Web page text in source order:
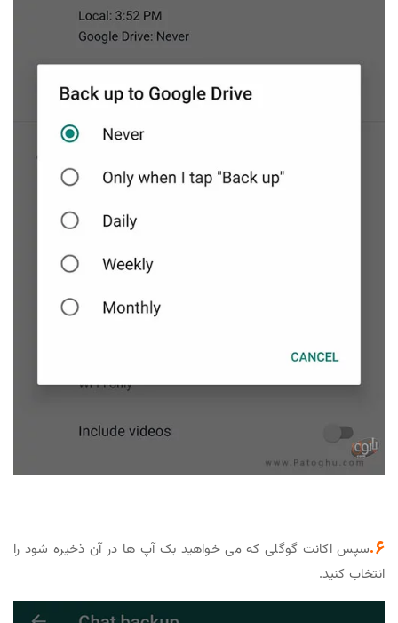
6. سپس اکانت گوگلی که می خواهید بک آپ ها در آن ذخیره شود را
انتخاب کنید.